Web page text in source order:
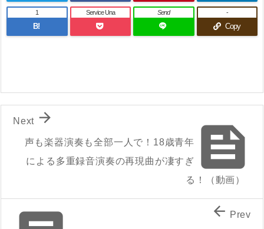
B!
1 Service Una Send
Copy
-

声も楽器演奏も全部一人で！18歳青年
による多重録音演奏の再現曲が凄すぎ
る！（動画）

Next
 Prev